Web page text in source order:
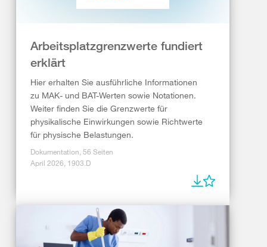
Arbeitsplatzgrenzwerte fundiert
erklärt
Hier erhalten Sie ausführliche Informationen
zu MAK- und BAT-Werten sowie Notationen.
Weiter finden Sie die Grenzwerte für
physikalische Einwirkungen sowie Richtwerte
für physische Belastungen.
Dokumentation, 56 Seiten
April 2026, 1903.D